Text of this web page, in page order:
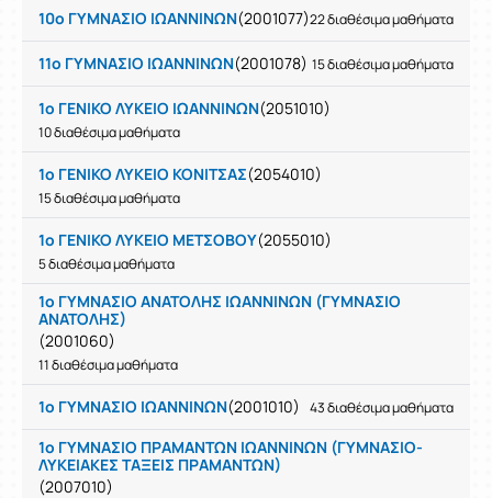
10ο ΓΥΜΝΑΣΙΟ ΙΩΑΝΝΙΝΩΝ(2001077)22 διαθέσιμα μαθήματα
11ο ΓΥΜΝΑΣΙΟ ΙΩΑΝΝΙΝΩΝ(2001078) 15 διαθέσιμα μαθήματα
1ο ΓΕΝΙΚΟ ΛΥΚΕΙΟ ΙΩΑΝΝΙΝΩΝ(2051010)
10 διαθέσιμα μαθήματα
1ο ΓΕΝΙΚΟ ΛΥΚΕΙΟ ΚΟΝΙΤΣΑΣ(2054010)
15 διαθέσιμα μαθήματα
1ο ΓΕΝΙΚΟ ΛΥΚΕΙΟ ΜΕΤΣΟΒΟΥ(2055010)
5 διαθέσιμα μαθήματα
1ο ΓΥΜΝΑΣΙΟ ΑΝΑΤΟΛΗΣ ΙΩΑΝΝΙΝΩΝ (ΓΥΜΝΑΣΙΟ
ΑΝΑΤΟΛΗΣ)
(2001060)
11 διαθέσιμα μαθήματα
1ο ΓΥΜΝΑΣΙΟ ΙΩΑΝΝΙΝΩΝ(2001010) 43 διαθέσιμα μαθήματα
1ο ΓΥΜΝΑΣΙΟ ΠΡΑΜΑΝΤΩΝ ΙΩΑΝΝΙΝΩΝ (ΓΥΜΝΑΣΙΟ-
ΛΥΚΕΙΑΚΕΣ ΤΑΞΕΙΣ ΠΡΑΜΑΝΤΩΝ)
(2007010)